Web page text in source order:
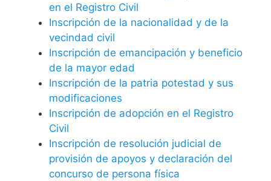
en el Registro Civil
Inscripción de la nacionalidad y de la
vecindad civil
Inscripción de emancipación y beneficio
de la mayor edad
Inscripción de la patria potestad y sus
modificaciones
Inscripción de adopción en el Registro
Civil
Inscripción de resolución judicial de
provisión de apoyos y declaración del
concurso de persona física